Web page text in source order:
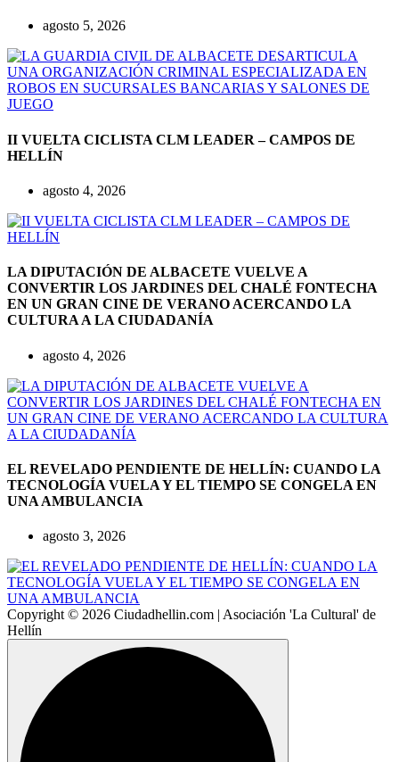
agosto 5, 2026
II VUELTA CICLISTA CLM LEADER – CAMPOS DE
HELLÍN
agosto 4, 2026
LA DIPUTACIÓN DE ALBACETE VUELVE A
CONVERTIR LOS JARDINES DEL CHALÉ FONTECHA
EN UN GRAN CINE DE VERANO ACERCANDO LA
CULTURA A LA CIUDADANÍA
agosto 4, 2026
EL REVELADO PENDIENTE DE HELLÍN: CUANDO LA
TECNOLOGÍA VUELA Y EL TIEMPO SE CONGELA EN
UNA AMBULANCIA
agosto 3, 2026
Copyright © 2026 Ciudadhellin.com | Asociación 'La Cultural' de
Hellín